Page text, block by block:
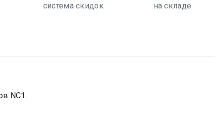
система скидок
на складе
NC1.